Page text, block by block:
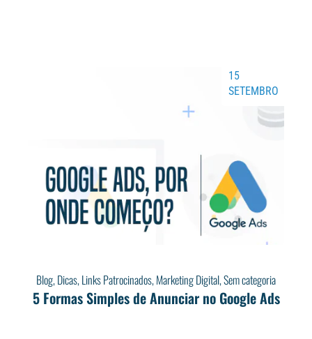
Blog,Dicas,Links Patrocinados,Marketing Digital,Sem categoria
5 Formas Simples de Anunciar no Google Ads
15
SETEMBRO